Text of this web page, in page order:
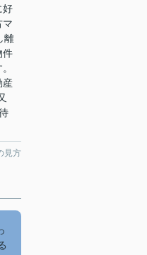
好
マ
離
件
産
見方